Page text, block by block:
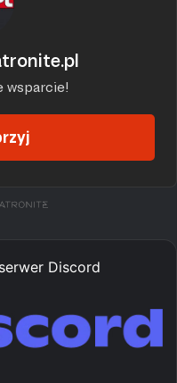
Discord